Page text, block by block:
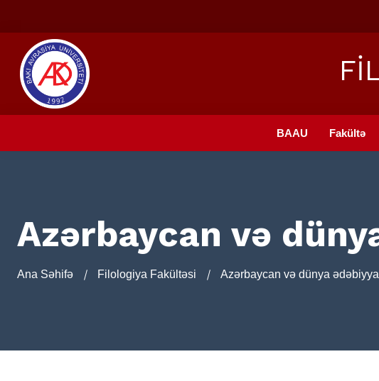
BAAU Fakültə
Azərbaycan və
Ana Səhifə Filologiya Fakültəsi Azərbaycan və dünya